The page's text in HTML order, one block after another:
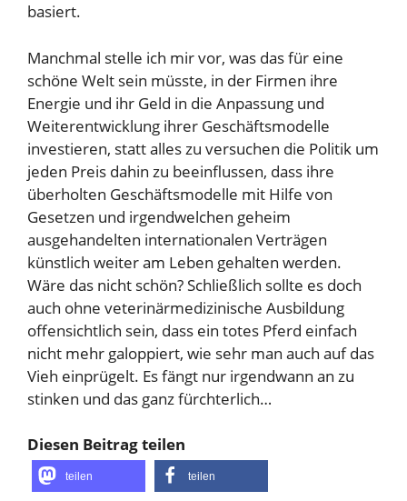
basiert.
Manchmal stelle ich mir vor, was das für eine
schöne Welt sein müsste, in der Firmen ihre
Energie und ihr Geld in die Anpassung und
Weiterentwicklung ihrer Geschäftsmodelle
investieren, statt alles zu versuchen die Politik um
jeden Preis dahin zu beeinflussen, dass ihre
überholten Geschäftsmodelle mit Hilfe von
Gesetzen und irgendwelchen geheim
ausgehandelten internationalen Verträgen
künstlich weiter am Leben gehalten werden.
Wäre das nicht schön? Schließlich sollte es doch
auch ohne veterinärmedizinische Ausbildung
offensichtlich sein, dass ein totes Pferd einfach
nicht mehr galoppiert, wie sehr man auch auf das
Vieh einprügelt. Es fängt nur irgendwann an zu
stinken und das ganz fürchterlich…
Diesen Beitrag teilen
teilen teilen